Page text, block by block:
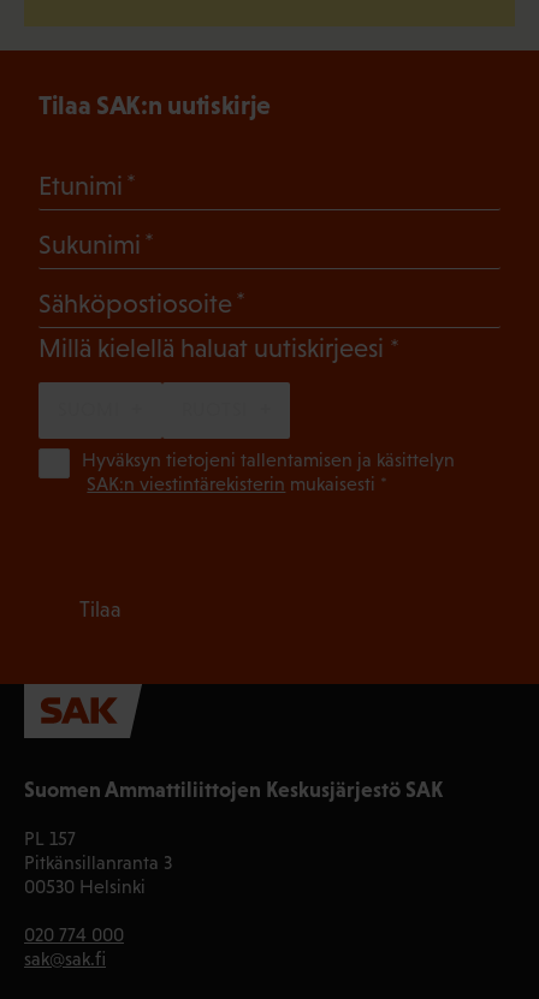
Suomen Ammattiliittojen Keskusjärjestö SAK
PL 157
Pitkänsillanranta 3
00530 Helsinki
020 774 000
sak@sak.fi
Tilaa SAK:n uutiskirje
Etunimi
Sukunimi
Sähköpostiosoite
Millä kielellä haluat uutiskirjeesi (Pakollinen)
Hyväksyn tietojeni tallentamisen ja käsittelyn
SAK:n viestintärekisterin mukaisesti *
Tilaa